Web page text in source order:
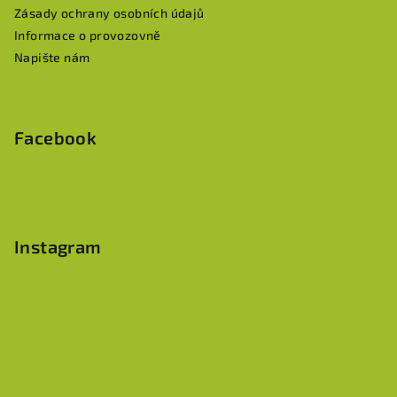
Zásady ochrany osobních údajů
Informace o provozovně
Napište nám
Facebook
Instagram